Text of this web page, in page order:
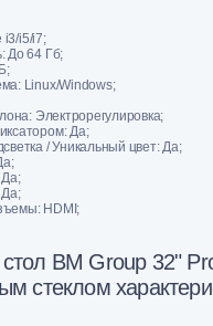
i3/i5/i7;
До 64 Гб;
Linux/Windows;
Электрорегулировка;
Да;
/ Уникальный цвет: Да;
Да;
HDMI;
BM Group 32"
стеклом